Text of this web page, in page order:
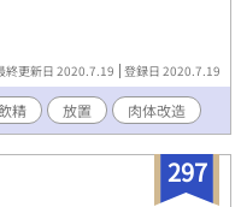
終更新日 2020.7.19 登録日 2020.7.19
精 放置 肉体改造
297